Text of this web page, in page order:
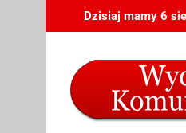
to
Dzisiaj mamy 6